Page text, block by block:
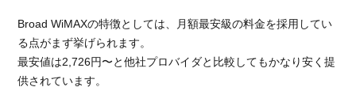
Broad WiMAXの特徴としては、月額最安級の料金を採用してい
る点がまず挙げられます。
最安値は2,726円〜と他社プロバイダと比較してもかなり安く提
供されています。